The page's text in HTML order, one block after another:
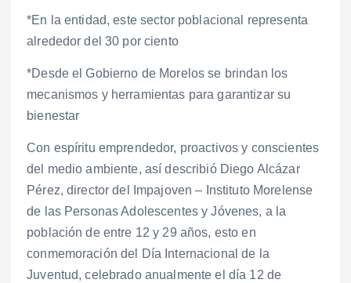
*En la entidad, este sector poblacional representa
alrededor del 30 por ciento
*Desde el Gobierno de Morelos se brindan los
mecanismos y herramientas para garantizar su
bienestar
Con espíritu emprendedor, proactivos y conscientes
del medio ambiente, así describió Diego Alcázar
Pérez, director del Impajoven – Instituto Morelense
de las Personas Adolescentes y Jóvenes, a la
población de entre 12 y 29 años, esto en
conmemoración del Día Internacional de la
Juventud, celebrado anualmente el día 12 de